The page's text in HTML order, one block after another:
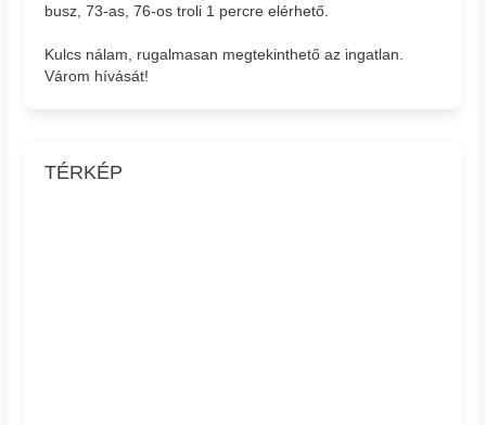
busz, 73-as, 76-os troli 1 percre elérhető.
Kulcs nálam, rugalmasan megtekinthető az ingatlan.
Várom hívását!
TÉRKÉP